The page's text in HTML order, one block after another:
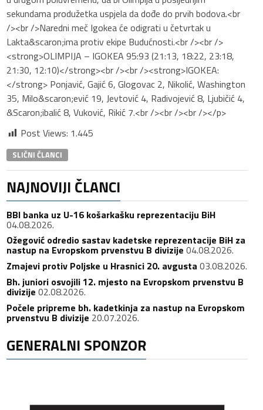
sekundama produžetka uspjela da dođe do prvih bodova.<br
/><br />Naredni meč Igokea će odigrati u četvrtak u
Lakta&scaron;ima protiv ekipe Budućnosti.<br /><br />
<strong>OLIMPIJA – IGOKEA 95:93 (21:13, 18:22, 23:18,
21:30, 12:10)</strong><br /><br /><strong>IGOKEA:
</strong> Ponjavić, Gajić 6, Glogovac 2, Nikolić, Washington
35, Milo&scaron;ević 19, Jevtović 4, Radivojević 8, Ljubičić 4,
&Scaron;ibalić 8, Vuković, Rikić 7.<br /><br /><br /></p>
Post Views: 1.445
SLIČNI ČLANCI
NAJNOVIJI ČLANCI
BBI banka uz U-16 košarkašku reprezentaciju BiH
04.08.2026.
Ožegović odredio sastav kadetske reprezentacije BiH za
nastup na Evropskom prvenstvu B divizije 04.08.2026.
Zmajevi protiv Poljske u Hrasnici 20. avgusta 03.08.2026.
Bh. juniori osvojili 12. mjesto na Evropskom prvenstvu B
divizije 02.08.2026.
Počele pripreme bh. kadetkinja za nastup na Evropskom
prvenstvu B divizije 20.07.2026.
GENERALNI SPONZOR